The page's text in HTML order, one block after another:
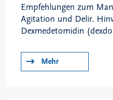
Empfehlungen zum
Agitation und Delir.
Dexmedetomidin
Mehr